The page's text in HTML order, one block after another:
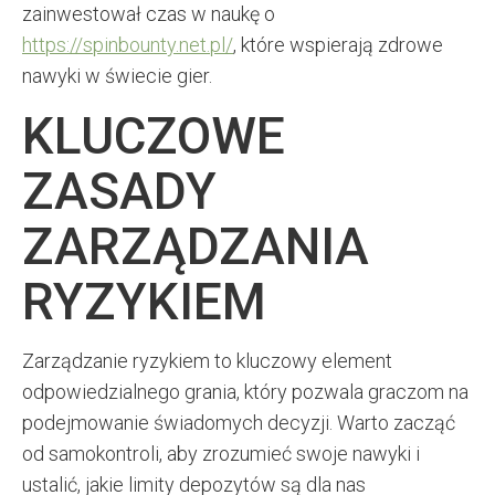
zainwestował czas w naukę o
https://spinbounty.net.pl/, które wspierają zdrowe
nawyki w świecie gier.
KLUCZOWE
ZASADY
ZARZĄDZANIA
RYZYKIEM
Zarządzanie ryzykiem to kluczowy element
odpowiedzialnego grania, który pozwala graczom na
podejmowanie świadomych decyzji. Warto zacząć
od samokontroli, aby zrozumieć swoje nawyki i
ustalić, jakie limity depozytów są dla nas